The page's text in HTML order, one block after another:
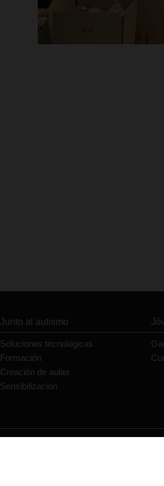
Junto al autismo
Soluciones tecnológicas
Formación
Creación de aulas
Sensibilización